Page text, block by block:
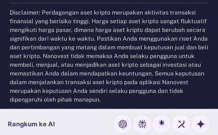
Disclaimer: Perdagangan aset kripto merupakan aktivitas transaksi
finansial yang berisiko tinggi. Harga setiap aset kripto sangat fluktuatif
mengikuti harga pasar, dimana harga aset kripto dapat berubah secara
signifikan dari waktu ke waktu. Pastikan Anda menggunakan riset Anda
dan pertimbangan yang matang dalam membuat keputusan jual dan beli
aset kripto. Nanovest tidak memaksa Anda selaku pengguna untuk
membeli, menjual, atau menjadikan aset kripto sebagai investasi atau
memastikan Anda dalam mendapatkan keuntungan. Semua keputusan
dalam menjalankan transaksi aset kripto pada aplikasi Nanovest
merupakan keputusan Anda sendiri selaku pengguna dan tidak
dipengaruhi oleh pihak manapun.
Rangkum ke AI